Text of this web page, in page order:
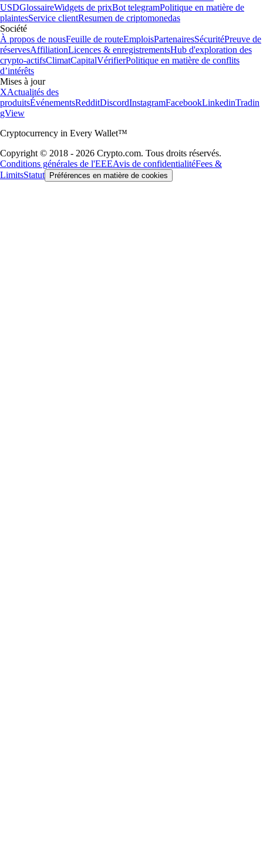
USDGlossaireWidgets de prixBot telegramPolitique en matière de
plaintesService clientResumen de criptomonedas
Société
À propos de nousFeuille de routeEmploisPartenairesSécuritéPreuve de
réservesAffiliationLicences & enregistrementsHub d'exploration des
crypto-actifsClimatCapitalVérifierPolitique en matière de conflits
d’intérêts
Mises à jour
XActualités des
produitsÉvénementsRedditDiscordInstagramFacebookLinkedinTradin
gView
Cryptocurrency in Every Wallet™
Copyright © 2018 - 2026 Crypto.com. Tous droits réservés.
Conditions générales de l'EEEAvis de confidentialitéFees &
LimitsStatut Préférences en matière de cookies